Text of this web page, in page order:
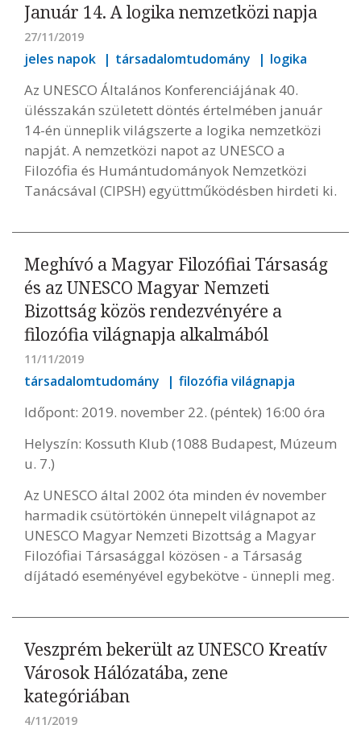
Január 14. A logika nemzetközi napja
27/11/2019
jeles napok társadalomtudomány logika
Az UNESCO Általános Konferenciájának 40.
ülésszakán született döntés értelmében január
14-én ünneplik világszerte a logika nemzetközi
napját. A nemzetközi napot az UNESCO a
Filozófia és Humántudományok Nemzetközi
Tanácsával (CIPSH) együttműködésben hirdeti ki.
Meghívó a Magyar Filozófiai Társaság
és az UNESCO Magyar Nemzeti
Bizottság közös rendezvényére a
filozófia világnapja alkalmából
11/11/2019
társadalomtudomány filozófia világnapja
Időpont: 2019. november 22. (péntek) 16:00 óra
Helyszín: Kossuth Klub (1088 Budapest, Múzeum
u. 7.)
Az UNESCO által 2002 óta minden év november
harmadik csütörtökén ünnepelt világnapot az
UNESCO Magyar Nemzeti Bizottság a Magyar
Filozófiai Társasággal közösen - a Társaság
díjátadó eseményével egybekötve - ünnepli meg.
Veszprém bekerült az UNESCO Kreatív
Városok Hálózatába, zene
kategóriában
4/11/2019